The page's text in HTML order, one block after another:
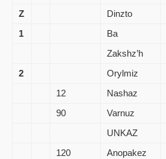
Z
Dinzto
1
Ba
Zakshz’h
2
Orylmiz
12
Nashaz
90
Varnuz
UNKAZ
120
Anopakez